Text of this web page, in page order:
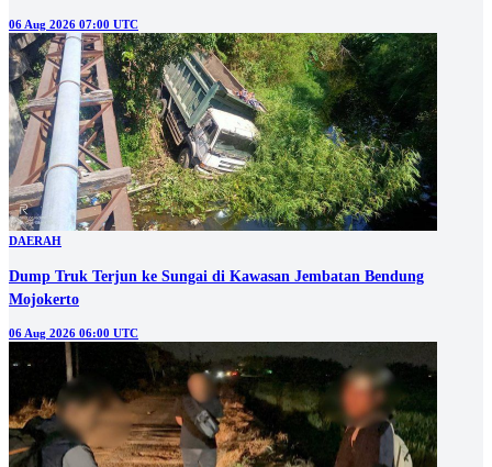
06 Aug 2026 07:00 UTC
DAERAH
Dump Truk Terjun ke Sungai di Kawasan Jembatan Bendung
Mojokerto
06 Aug 2026 06:00 UTC